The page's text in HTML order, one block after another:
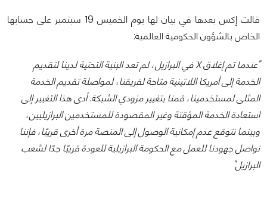
قالت إكس بعدها في بيان لها يوم الخميس 19 سبتمبر على حسابها
الخاص بالشؤون الحكومية العالمية:
"عندما تم إغلاق X في البرازيل، لم تعد البنية التحتية لدينا لتقديم
الخدمة إلى أمريكا اللاتينية متاحة لفريقنا، لمواصلة تقديم الخدمة
المثلى لمستخدمينا، قمنا بتغيير مزودي الشبكة. أدى هذا التغيير إلى
استعادة الخدمة المؤقتة وغير المقصودة للمستخدمين البرازيليين،
وبينما نتوقع عدم إمكانية الوصول إلى المنصة مرة أخرى قريبًا، فإننا
نواصل جهودنا للعمل مع الحكومة البرازيلية للعودة قريبًا جدًا لشعب
البرازيل"